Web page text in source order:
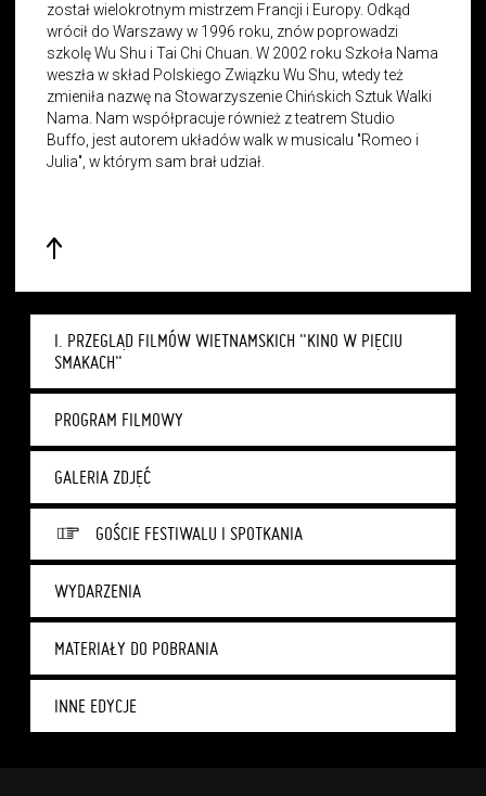
I. PRZEGLĄD FILMÓW WIETNAMSKICH "KINO W PIĘCIU
SMAKACH"
PROGRAM FILMOWY
GALERIA ZDJĘĆ
GOŚCIE FESTIWALU I SPOTKANIA
WYDARZENIA
MATERIAŁY DO POBRANIA
INNE EDYCJE
został wielokrotnym mistrzem Francji i Europy. Odkąd
wrócił do Warszawy w 1996 roku, znów poprowadzi
szkolę Wu Shu i Tai Chi Chuan. W 2002 roku Szkoła Nama
weszła w skład Polskiego Związku Wu Shu, wtedy też
zmieniła nazwę na Stowarzyszenie Chińskich Sztuk Walki
Nama. Nam współpracuje również z teatrem Studio
Buffo, jest autorem układów walk w musicalu "Romeo i
Julia", w którym sam brał udział.